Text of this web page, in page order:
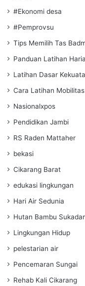
#Ekonomi desa
#Pemprovsu
Tips Memilih Tas
Panduan Latihan
Latihan Dasar
Cara Latihan Mobilitas
Nasionalxpos
Pendidikan Jambi
RS Raden Mattaher
bekasi
Cikarang Barat
edukasi lingkungan
Hari Air Sedunia
Hutan Bambu
Lingkungan Hidup
pelestarian air
Pencemaran Sungai
Rehab Kali Cikarang